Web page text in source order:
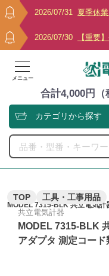
2026/07/31 夏季休
2026/07/30 【重要
メニュー
合計4,000円
TOP 工具・工事用品
MODEL 7315-BLK 共立電気
共立電気計器
MODEL 7315-BLK
アダプタ 測定コード